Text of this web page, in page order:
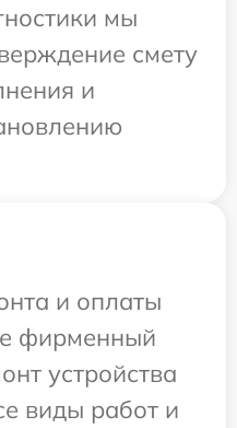
мы
смету
и
и оплаты
фирменный
устройства
виды работ и